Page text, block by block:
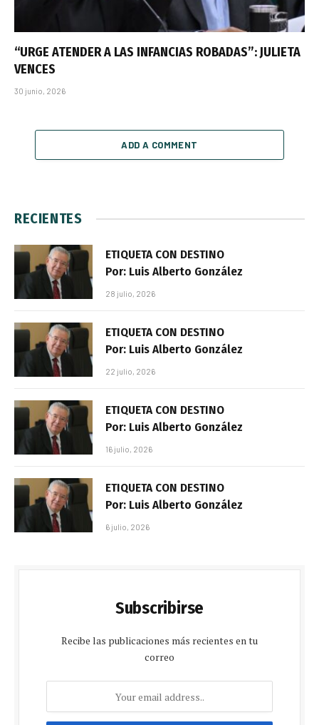
“URGE ATENDER A LAS INFANCIAS ROBADAS”: JULIETA
VENCES
30 junio, 2026
ADD A COMMENT
RECIENTES
ETIQUETA CON DESTINO
Por: Luis Alberto González
28 julio, 2026
ETIQUETA CON DESTINO
Por: Luis Alberto González
22 julio, 2026
ETIQUETA CON DESTINO
Por: Luis Alberto González
16 julio, 2026
ETIQUETA CON DESTINO
Por: Luis Alberto González
6 julio, 2026
Subscribirse
Recibe las publicaciones más recientes en tu
correo